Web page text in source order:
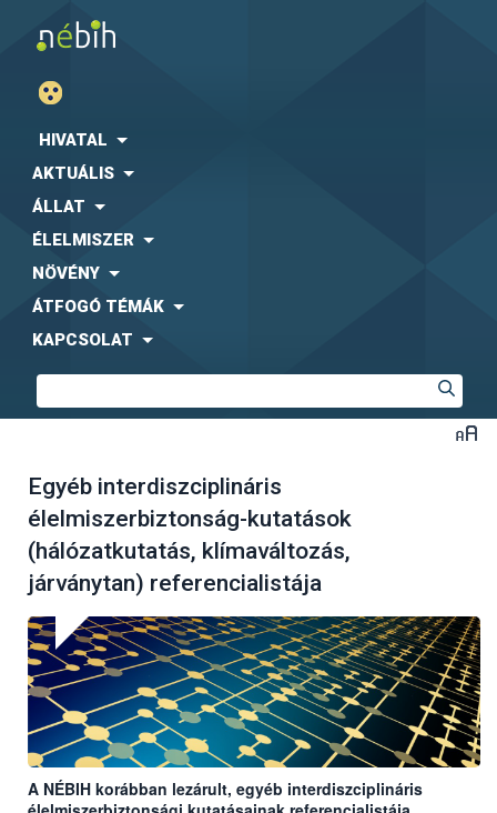
HIVATAL
AKTUÁLIS
ÁLLAT
ÉLELMISZER
NÖVÉNY
ÁTFOGÓ TÉMÁK
KAPCSOLAT
Egyéb interdiszciplináris
élelmiszerbiztonság-kutatások
(hálózatkutatás, klímaváltozás,
járványtan) referencialistája
A NÉBIH korábban lezárult, egyéb interdiszciplináris